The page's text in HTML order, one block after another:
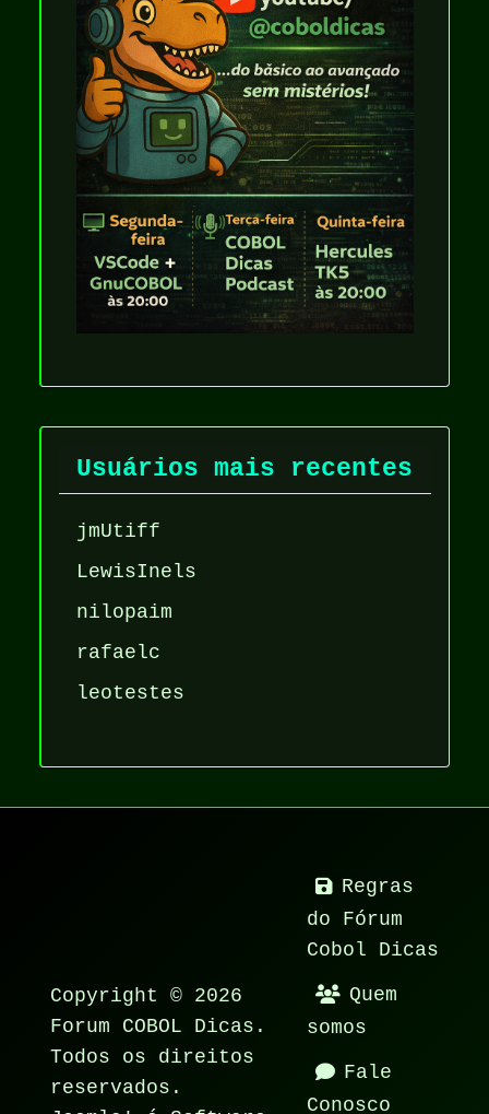
Usuários mais recentes
jmUtiff
LewisInels
nilopaim
rafaelc
leotestes
Copyright © 2026
Forum COBOL Dicas.
Todos os direitos
reservados.
Regras
do Fórum
Cobol Dicas
Quem
somos
Fale
Conosco